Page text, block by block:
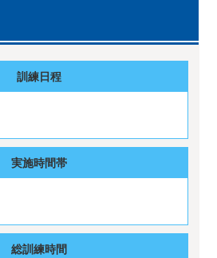
訓練日程
実施時間帯
総訓練時間